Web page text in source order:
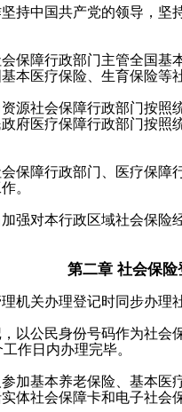
持中国共产党的领导，坚
保障行政部门主管全国基
本医疗保险、生育保险等
社会保障行政部门按照
府医疗保障行政部门按
保障行政部门、医疗保障
。
对本行政区域社会保险
第二章 社会保
机关办理登记时同步办理
公民身份号码作为社会
作日内办理完毕。
加基本养老保险、基本医
体社会保障卡和电子社会